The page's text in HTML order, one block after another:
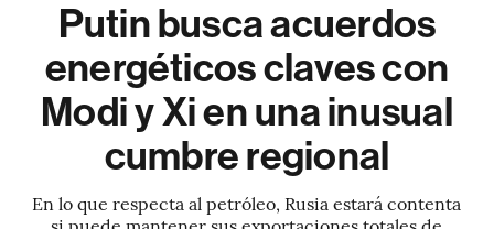
Putin busca acuerdos
energéticos claves con
Modi y Xi en una inusual
cumbre regional
En lo que respecta al petróleo, Rusia estará contenta